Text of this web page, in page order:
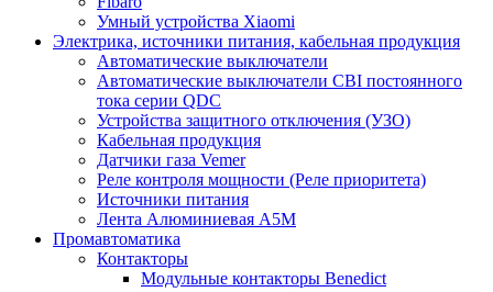
Умный устройства Xiaomi
Электрика, источники питания, кабельная продукция
Автоматические выключатели
Автоматические выключатели CBI постоянного
тока серии QDC
Устройства защитного отключения (УЗО)
Кабельная продукция
Датчики газа Vemer
Реле контроля мощности (Реле приоритета)
Источники питания
Лента Алюминиевая А5М
Промавтоматика
Контакторы
Модульные контакторы Benedict